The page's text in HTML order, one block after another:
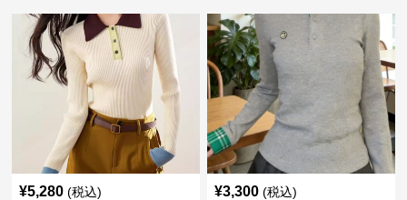
¥5,280 (税込) ¥3,300 (税込)